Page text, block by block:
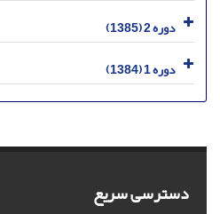
دوره 2 (1385)
دوره 1 (1384)
دسترسی سریع